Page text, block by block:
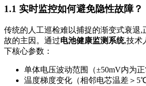
1.1 实时监控如何避免隐性故障？
传统的人工巡检难以捕捉的渐变式衰退,
故的主因。通过电池健康监测系统,技术
下核心参数：
单体电压波动范围（±50mV内为正
温度梯度变化（相邻电芯温差＞